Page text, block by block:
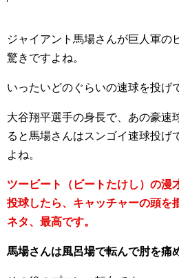
ジャイアント馬場さんが巨人軍の
驚きですよね。
いったいどのぐらいの速球を投げ
大谷翔平選手の身長で、あの豪速
ると馬場さんはスンゴイ速球投げ
よね。
ツービート（ビートたけし）の漫
投球したら、キャッチャーの頭を
ネタ、最高です。
馬場さんは風呂場で転んで肘を痛